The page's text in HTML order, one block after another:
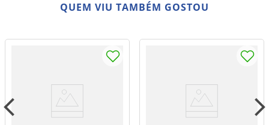
QUEM VIU TAMBÉM GOSTOU